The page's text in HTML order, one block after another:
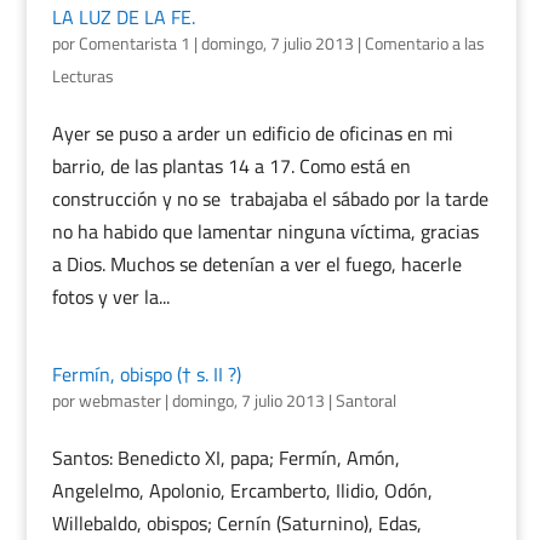
LA LUZ DE LA FE.
porComentarista 1 |domingo, 7 julio 2013 |Comentario a las
Lecturas
Ayer se puso a arder un edificio de oficinas en mi
barrio, de las plantas 14 a 17. Como está en
construcción y no se trabajaba el sábado por la tarde
no ha habido que lamentar ninguna víctima, gracias
a Dios. Muchos se detenían a ver el fuego, hacerle
fotos y ver la...
Fermín, obispo († s. II ?)
porwebmaster|domingo, 7 julio 2013 |Santoral
Santos: Benedicto XI, papa; Fermín, Amón,
Angelelmo, Apolonio, Ercamberto, Ilidio, Odón,
Willebaldo, obispos; Cernín (Saturnino), Edas,